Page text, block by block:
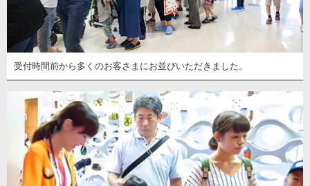
受付時間前から多くのお客さまにお並びいただきました。